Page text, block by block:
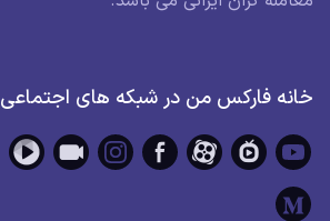
خانه فارکس من در شبکه های اجتماعی